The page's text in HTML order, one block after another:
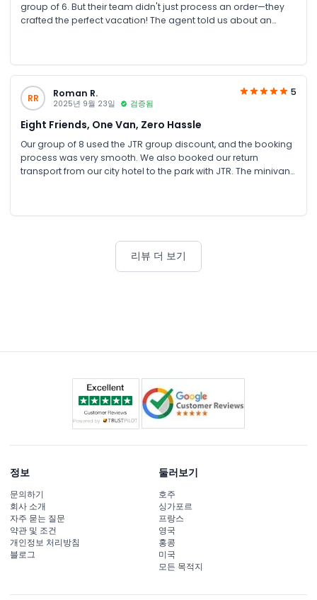
group of 6. But their team didn't just process an order—they
crafted the perfect vacation! The agent told us about an
unlimited access to ALL FOUR Yas Parks (Ferrari World, Yas
Waterworld, Warner Bros. World, and SeaWorld). It was an
unbelievable value. We enjoyed two incredible days hopping
between parks, then relaxed at the hotel with its pool and
great amenities. Having the hotel as a base made the
experience so much more enjoyable and stress-free. Thank
you, JTR, for the expert advice and for turning our day trip into
an unforgettable Abu Dhabi mini-vacation. This is what true
RR Roman R.
2025년 9월 23일 검증됨
5
Eight Friends, One Van, Zero Hassle
Our group of 8 used the JTR group discount, and the booking
process was very smooth. We also booked our return
transport from our city hotel to the park with JTR. The minivan
thanks to a great deal and excellent service.
리뷰 더 보기
정보
문의하기
회사 소개
자주 묻는 질문
약관 및 조건
개인정보 처리방침
블로그
둘러보기
호주
싱가포르
프랑스
영국
홍콩
미국
모든 목적지